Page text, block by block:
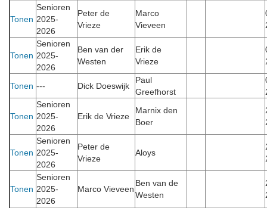
Tonen
Senioren
2025-
2026
Peter de
Vrieze
Marco
Vieveen
Tonen
Senioren
2025-
2026
Ben van der
Westen
Erik de
Vrieze
Tonen --- Dick Doeswijk
Paul
Greefhorst
Tonen
Senioren
2025-
2026
Erik de Vrieze
Marnix den
Boer
Tonen
Senioren
2025-
2026
Peter de
Vrieze
Aloys
Tonen
Senioren
2025-
2026
Marco Vieveen
Ben van de
Westen